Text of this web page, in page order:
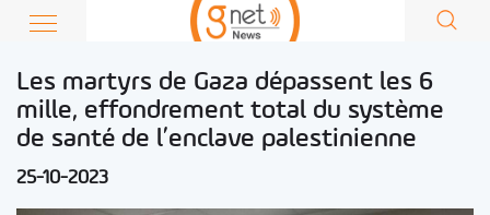
Les martyrs de Gaza dépassent les 6
mille, effondrement total du système
de santé de l’enclave palestinienne
25-10-2023